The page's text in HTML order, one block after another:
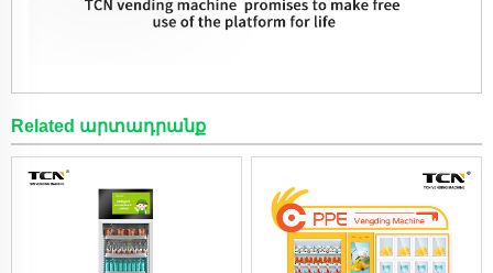
Related արտադրանք